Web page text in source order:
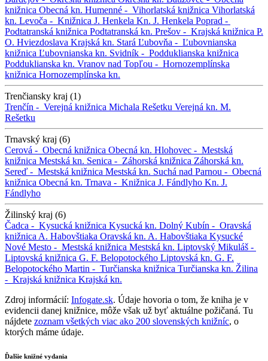
knižnica Obecná kn. Humenné - Vihorlatská knižnica Vihorlatská
kn. Levoča - Knižnica J. Henkela Kn. J. Henkela Poprad -
Podtatranská knižnica Podtatranská kn. Prešov - Krajská knižnica P.
O. Hviezdoslava Krajská kn. Stará Ľubovňa - Ľubovnianska
knižnica Ľubovnianska kn. Svidník - Podduklianska knižnica
Podduklianska kn. Vranov nad Topľou - Hornozemplínska
knižnica Hornozemplínska kn.
Trenčiansky kraj (1)
Trenčín - Verejná knižnica Michala Rešetku Verejná kn. M.
Rešetku
Trnavský kraj (6)
Cerová - Obecná knižnica Obecná kn. Hlohovec - Mestská
knižnica Mestská kn. Senica - Záhorská knižnica Záhorská kn.
Sereď - Mestská knižnica Mestská kn. Suchá nad Parnou - Obecná
knižnica Obecná kn. Trnava - Knižnica J. Fándlyho Kn. J.
Fándlyho
Žilinský kraj (6)
Čadca - Kysucká knižnica Kysucká kn. Dolný Kubín - Oravská
knižnica A. Habovštiaka Oravská kn. A. Habovštiaka Kysucké
Nové Mesto - Mestská knižnica Mestská kn. Liptovský Mikuláš -
Liptovská knižnica G. F. Belopotockého Liptovská kn. G. F.
Belopotockého Martin - Turčianska knižnica Turčianska kn. Žilina
- Krajská knižnica Krajská kn.
Zdroj informácií: Infogate.sk. Údaje hovoria o tom, že kniha je v
evidencii danej knižnice, môže však už byť aktuálne požičaná. Tu
nájdete zoznam všetkých viac ako 200 slovenských knižníc, o
ktorých máme údaje.
Ďalšie knižné vydania